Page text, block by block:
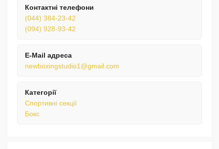
Контактні телефони
(044) 384-23-42
(094) 928-93-42
E-Mail адреса
newboxingstudio1@gmail.com
Категорії
Спортивні секції
Бокс